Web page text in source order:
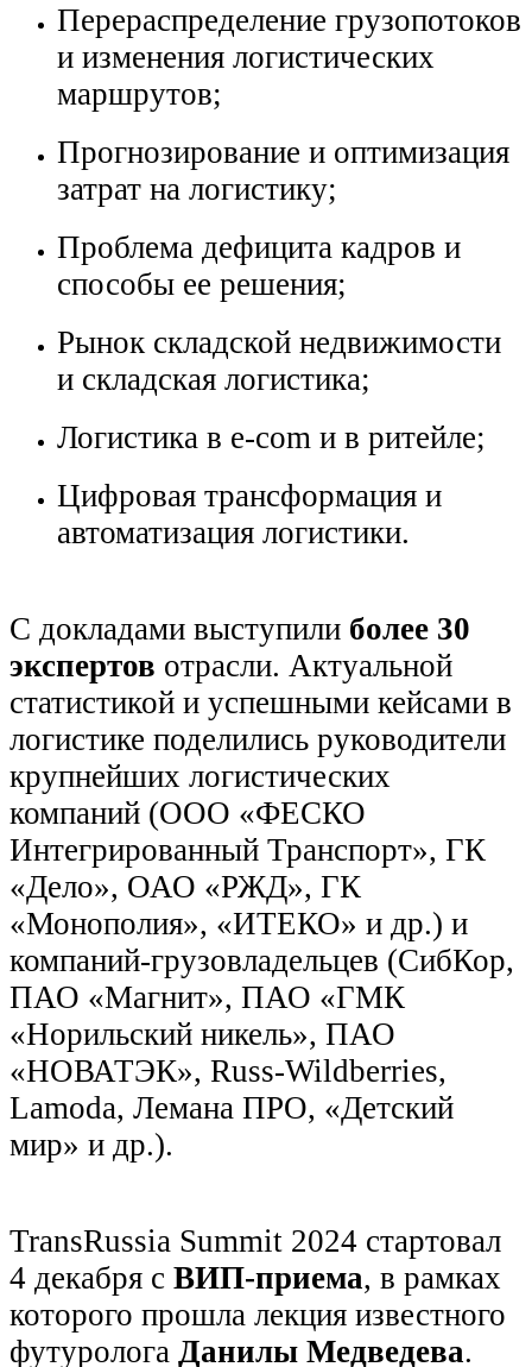
Перераспределение грузопотоков
и изменения логистических
маршрутов;
Прогнозирование и оптимизация
затрат на логистику;
Проблема дефицита кадров и
способы ее решения;
Рынок складской недвижимости
и складская логистика;
Логистика в e-com и в ритейле;
Цифровая трансформация и
автоматизация логистики.
С докладами выступили более 30
экспертов отрасли. Актуальной
статистикой и успешными кейсами в
логистике поделились руководители
крупнейших логистических
компаний (ООО «ФЕСКО
Интегрированный Транспорт», ГК
«Дело», ОАО «РЖД», ГК
«Монополия», «ИТЕКО» и др.) и
компаний-грузовладельцев (СибКор,
ПАО «Магнит», ПАО «ГМК
«Норильский никель», ПАО
«НОВАТЭК», Russ-Wildberries,
Lamoda, Лемана ПРО, «Детский
мир» и др.).
TransRussia Summit 2024 стартовал
4 декабря с ВИП-приема, в рамках
которого прошла лекция известного
футуролога Данилы Медведева.